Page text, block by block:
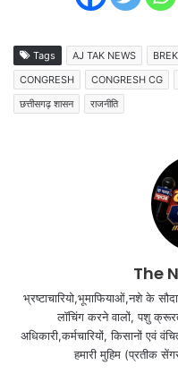
Tags AJ TAK NEWS
CONGRESH
CONGRESH CG
छत्तीसगढ़ शासन
राजनीति
The
भ्रष्टाचारियो,भूमाफियाओं,नशे के
लॉचिंग करने वालों, पशु
अधिकारी,कर्मचारियों, किसानों एवं
हमारी मुहिम (प्रतीक